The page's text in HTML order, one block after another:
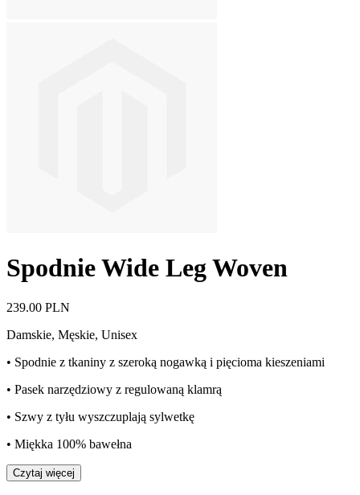
Spodnie Wide Leg Woven
239.00 PLN
Damskie, Męskie, Unisex
• Spodnie z tkaniny z szeroką nogawką i pięcioma kieszeniami
• Pasek narzędziowy z regulowaną klamrą
• Szwy z tyłu wyszczuplają sylwetkę
• Miękka 100% bawełna
Czytaj więcej